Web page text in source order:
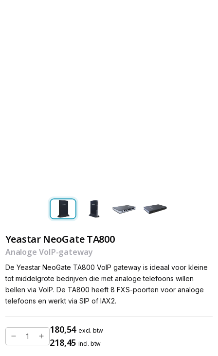
Yeastar NeoGate TA800
Analoge VoIP-gateway
De Yeastar NeoGate TA800 VoIP gateway is ideaal voor kleine
tot middelgrote bedrijven die met analoge telefoons willen
bellen via VoIP. De TA800 heeft 8 FXS-poorten voor analoge
telefoons en werkt via SIP of IAX2.
180,54 excl. btw
218,45 incl. btw